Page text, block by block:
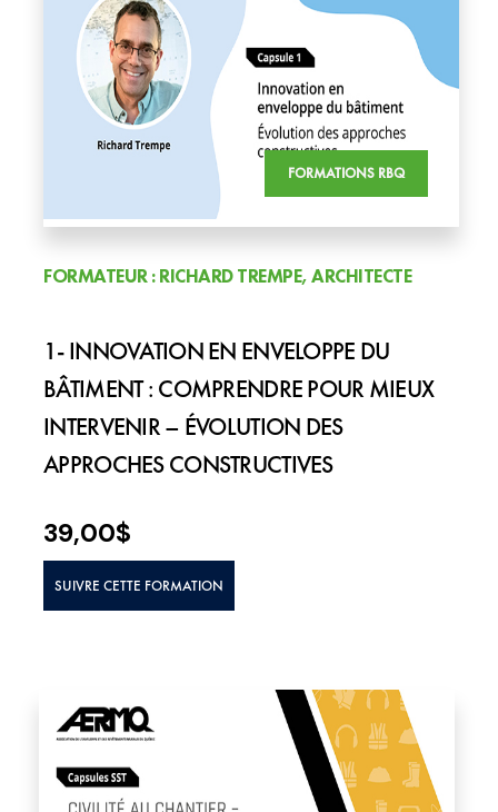
FORMATIONS RBQ
FORMATEUR : RICHARD TREMPE, ARCHITECTE
1- INNOVATION EN ENVELOPPE DU
BÂTIMENT : COMPRENDRE POUR MIEUX
INTERVENIR – ÉVOLUTION DES
APPROCHES CONSTRUCTIVES
39,00$
SUIVRE CETTE FORMATION